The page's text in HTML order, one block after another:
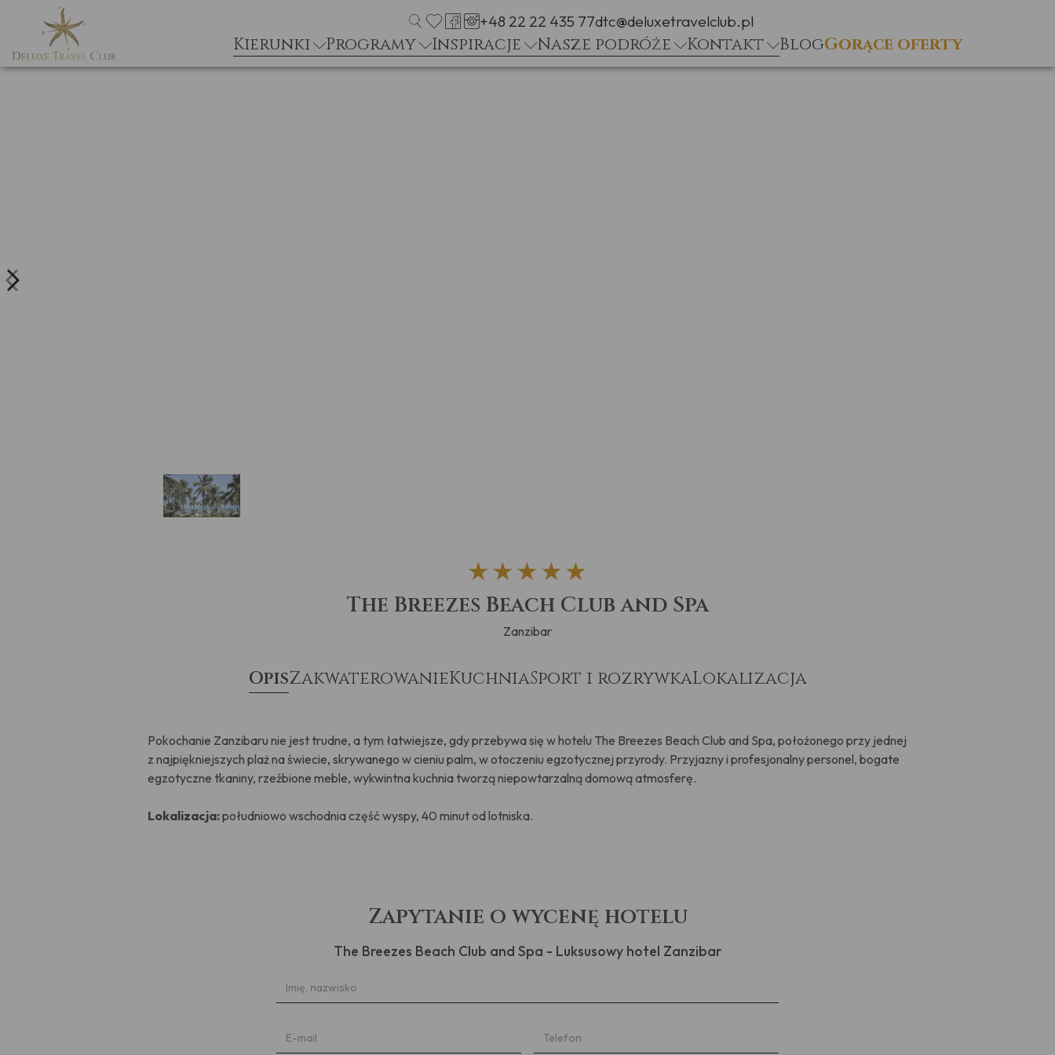
+48 22 22 435 77dtc@deluxetravelclub.pl
Kierunki Programy Inspiracje Nasze podróże Kontakt BlogGorące oferty
★★★★★
The Breezes Beach Club and Spa
Zanzibar
OpisZakwaterowanieKuchniaSport i rozrywkaLokalizacja
Pokochanie Zanzibaru nie jest trudne, a tym łatwiejsze, gdy przebywa się w hotelu The Breezes Beach Club and Spa, położonego przy jednej
z najpiękniejszych plaż na świecie, skrywanego w cieniu palm, w otoczeniu egzotycznej przyrody. Przyjazny i profesjonalny personel, bogate
egzotyczne tkaniny, rzeźbione meble, wykwintna kuchnia tworzą niepowtarzalną domową atmosferę.
Lokalizacja:południowo wschodnia część wyspy, 40 minut od lotniska.
Zapytanie o wycenę hotelu
The Breezes Beach Club and Spa - Luksusowy hotel Zanzibar